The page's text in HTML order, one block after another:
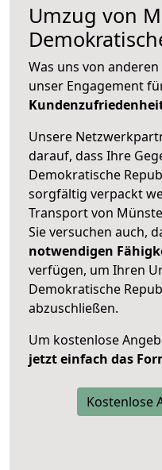
Umzug von
Was uns von
unser Engagement
Unsere
darauf, dass Ihre
Demokratische
sorgfältig verpackt
Transport von
Sie versuchen auch,
notwendigen
verfügen, um Ihren
Demokratische
abzuschließen.
Um kostenlose
jetzt einfach das
Kostenlose